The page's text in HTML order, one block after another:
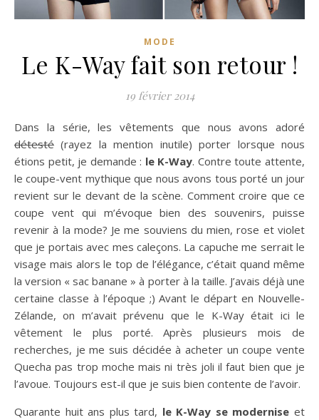
MODE
Le K-Way fait son retour !
19 février 2014
Dans la série, les vêtements que nous avons adoré
détesté (rayez la mention inutile) porter lorsque nous
étions petit, je demande : le K-Way. Contre toute attente,
le coupe-vent mythique que nous avons tous porté un jour
revient sur le devant de la scène. Comment croire que ce
coupe vent qui m’évoque bien des souvenirs, puisse
revenir à la mode? Je me souviens du mien, rose et violet
que je portais avec mes caleçons. La capuche me serrait le
visage mais alors le top de l’élégance, c’était quand même
la version « sac banane » à porter à la taille. J’avais déjà une
certaine classe à l’époque ;) Avant le départ en Nouvelle-
Zélande, on m’avait prévenu que le K-Way était ici le
vêtement le plus porté. Après plusieurs mois de
recherches, je me suis décidée à acheter un coupe vente
Quecha pas trop moche mais ni très joli il faut bien que je
l’avoue. Toujours est-il que je suis bien contente de l’avoir.
Quarante huit ans plus tard, le K-Way se modernise et